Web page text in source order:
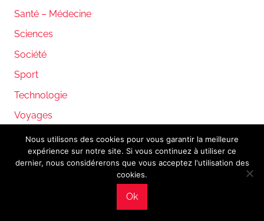
Santé – Médecine
Sciences
Société
Sport
Technologie
Voyages
WordPress Theme: Donovan by ThemeZee.
Mentions légales
Nous utilisons des cookies pour vous garantir la meilleure
expérience sur notre site. Si vous continuez à utiliser ce
dernier, nous considérerons que vous acceptez l'utilisation des
cookies.
Ok